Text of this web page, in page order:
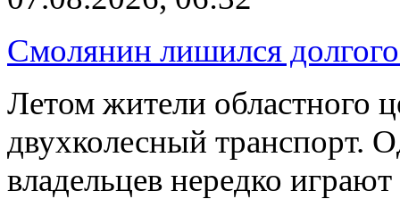
Смолянин лишился
Летом жители областного
двухколесный транспорт.
владельцев нередко